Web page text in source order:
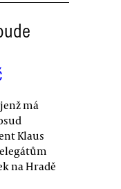
má
Klaus
na Hradě